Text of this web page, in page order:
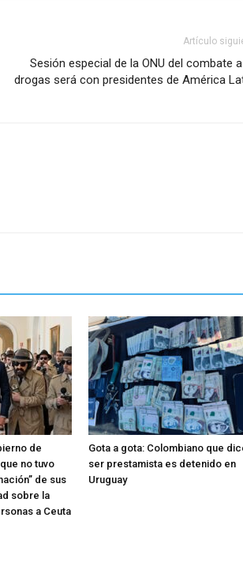
Artículo
Sesión especial de la ONU del combate
drogas será con presidentes de América
de
no tuvo
de sus
sobre la
a Ceuta
Gota a gota: Colombiano que
ser prestamista es detenido en
Uruguay